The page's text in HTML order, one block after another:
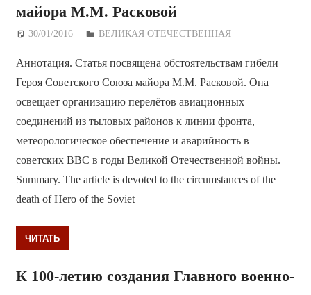
майора М.М. Расковой
30/01/2016 Дежурный по Редакции
ВЕЛИКАЯ ОТЕЧЕСТВЕННАЯ
Аннотация. Статья посвящена обстоятельствам гибели
Героя Советского Союза майора М.М. Расковой. Она
освещает организацию перелётов авиационных
соединений из тыловых районов к линии фронта,
метеорологическое обеспечение и аварийность в
советских ВВС в годы Великой Отечественной войны.
Summary. The article is devoted to the circumstances of the
death of Hero of the Soviet
ЧИТАТЬ
К 100-летию создания Главного военно-